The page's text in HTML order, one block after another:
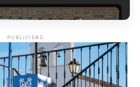
PUBLICIDAD